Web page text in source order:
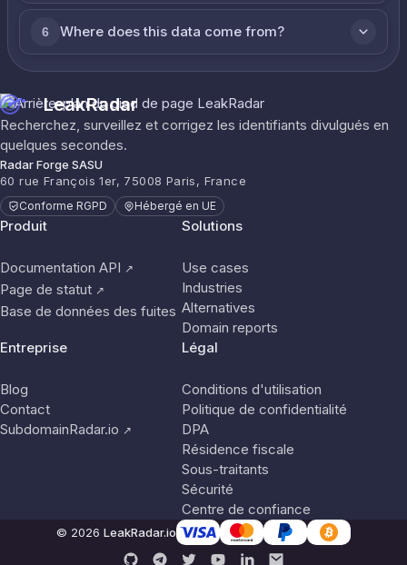
6 Where does this data come from?
LeakRadar
Recherchez, surveillez et corrigez les identifiants divulgués en
quelques secondes.
Radar Forge SASU
60 rue François 1er, 75008 Paris, France
Conforme RGPD Hébergé en UE
Produit
Documentation API ↗
Page de statut ↗
Base de données des fuites
Solutions
Use cases
Industries
Alternatives
Domain reports
Entreprise
Blog
Contact
SubdomainRadar.io ↗
Légal
Conditions d'utilisation
Politique de confidentialité
DPA
Résidence fiscale
Sous-traitants
Sécurité
Centre de confiance
© 2026 LeakRadar.io